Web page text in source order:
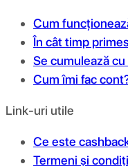
Cum
În cât timp
Se cumulează
Cum îmi fac
Link-uri utile
Ce este
Termeni și